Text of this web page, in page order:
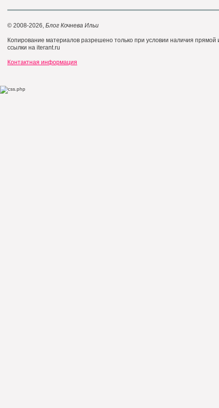
© 2008-2026, Блог Кочнева Ильи
Копирование материалов разрешено только при условии наличия прямой
ссылки на iterant.ru
Контактная информация